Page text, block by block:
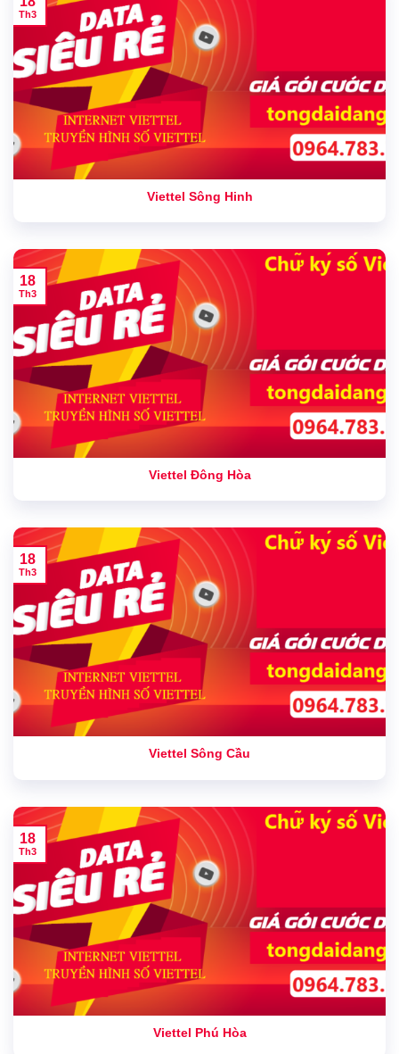
Viettel Sông Hinh
Th3
Viettel Đông Hòa
18
Th3
Viettel Sông Cầu
18
Th3
Viettel Phú Hòa
18
Th3